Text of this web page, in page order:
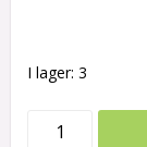
I lager: 3